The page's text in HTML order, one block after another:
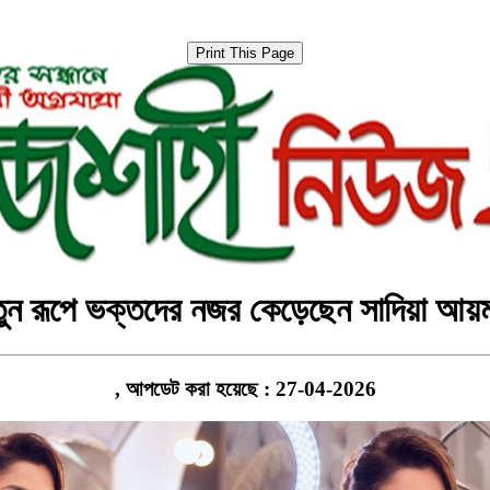
রূপে ভক্তদের নজর কেড়েছেন সাদিয়া
, আপডেট করা হয়েছে : 27-04-2026